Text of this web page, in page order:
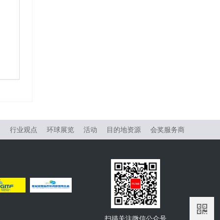
行业观点 环球展览 活动 目的地资源 会奖服务商